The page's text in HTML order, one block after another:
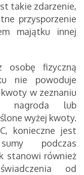
takie zdarzenie,
przysporzenie
majątku innej
osobę fizyczną
nie powoduje
w zeznaniu
nagroda lub
wyżej kwoty.
konieczne jest
podczas
stanowi również
od